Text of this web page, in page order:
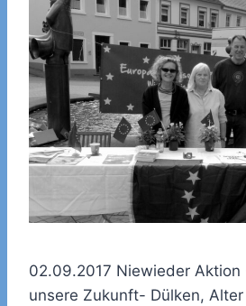
02.09.2017 Niewieder Aktion
unsere Zukunft- Dülken,